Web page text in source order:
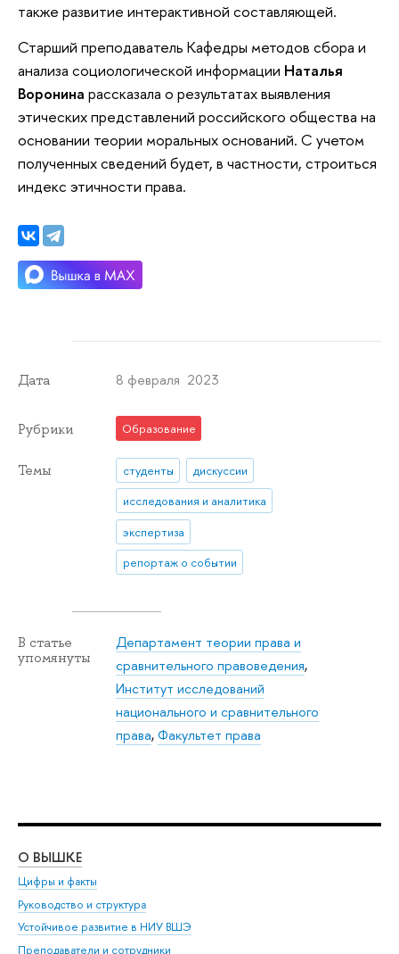
также развитие интерактивной составляющей.
Старший преподаватель Кафедры методов сбора и
анализа социологической информации Наталья
Воронина рассказала о результатах выявления
этических представлений российского общества на
основании теории моральных оснований. С учетом
полученных сведений будет, в частности, строиться
индекс этичности права.
Дата 8 февраля 2023
Рубрики Образование
Темы студенты
дискуссии
исследования и аналитика
экспертиза
репортаж о событии
В статье
упомянуты
Департамент теории права и
сравнительного правоведения,
Институт исследований
национального и сравнительного
права,Факультет права
О ВЫШКЕ
Цифры и факты
Руководство и структура
Устойчивое развитие в НИУ ВШЭ
Преподаватели и сотрудники